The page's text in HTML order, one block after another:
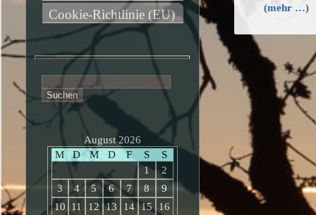
(mehr …)
Cookie-Richtlinie (EU)
nach:
August 2026
M
D M D F S
S
1
2
3
4 5 6 7 8
9
10
11 12 13 14 15
16